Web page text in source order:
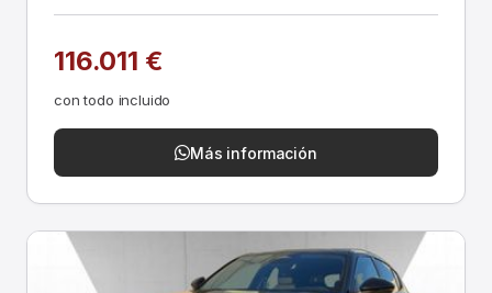
116.011 €
con todo incluido
Más información